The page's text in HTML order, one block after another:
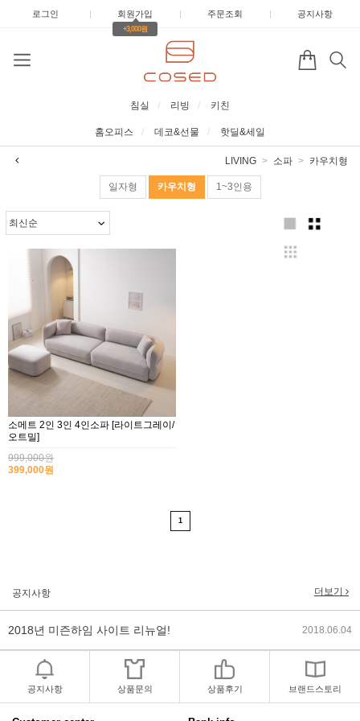
로그인 | 회원가입 |
+3,000원
주문조회 | 공지사항
침실 리빙 키친
홈오피스 데코&선물 핫딜&세일
LIVING 소파 카우치형
일자형 카우치형 1~3인용
소메트 2인 3인 4인소파 [라이트그레이/
오트밀]
999,000원
399,000원
1
공지사항 더보기
2019년 설 명절 배송지연 안내 2019.01.23
2018년 미즌하임 사이트 리뉴얼! 2018.06.04
2018년 야휴회 공지[상담/배송조.. 2018.04.10
2018년 모바일샵 리뉴얼 업데이.. 2018.04.10
공지사항 상품문의 상품후기 브랜드스토리